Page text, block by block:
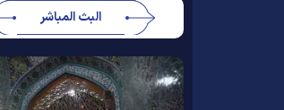
البث المباشر